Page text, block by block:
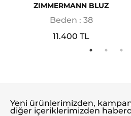
ZIMMERMANN BLUZ
Beden : 38
11.400 TL
Yeni ürünlerimizden,
diğer içeriklerimizden